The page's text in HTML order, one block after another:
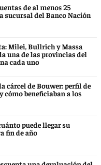
de al menos 25
sucursal del Banco Nación
Milei, Bullrich y Massa
una de las provincias del
cada uno
cárcel de Bouwer: perfil de
cómo beneficiaban a los
puede llegar su
fin de año